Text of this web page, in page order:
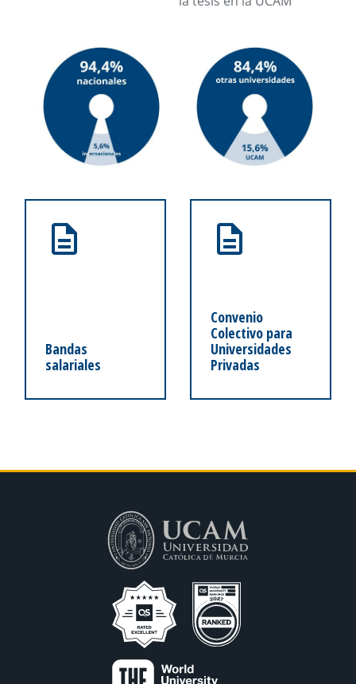
Bandas
salariales
Convenio
Colectivo para
Universidades
Privadas